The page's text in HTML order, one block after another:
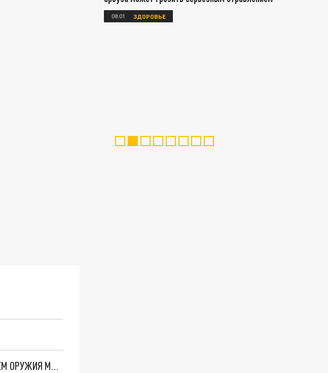
В МИНОБОРОНЫ РОССИИ РАСКРЫЛИ 3 ПЛАНА ПРОВОКАЦИЙ США С ПРИМЕНЕНИЕМ ОРУЖИЯ МАССОВОГО ПОРАЖЕНИЯ
08:01 ЗДОРОВЬЕ